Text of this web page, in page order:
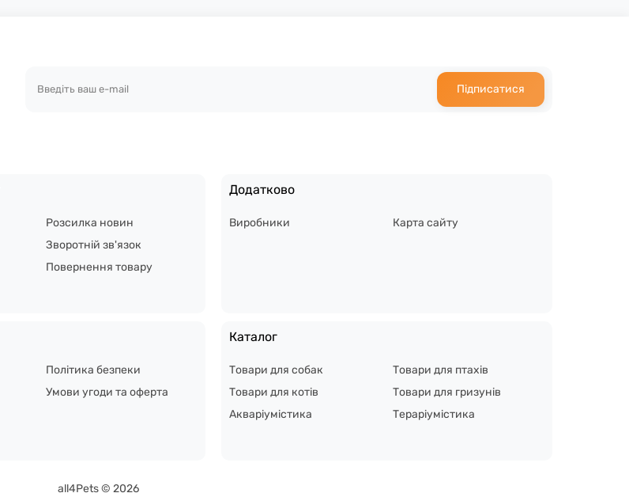
Підписатися
Розсилка новин
Зворотній зв'язок
Повернення товару
Додатково
Виробники Карта сайту
Політика безпеки
Умови угоди та оферта
Каталог
Товари для собак
Товари для котів
Акваріумістика
Товари для птахів
Товари для гризунів
Тераріумістика
all4Pets © 2026